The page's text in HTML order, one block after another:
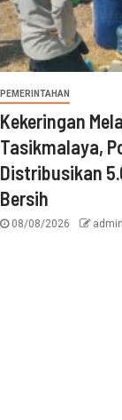
PEMERINTAHAN
Kekeringan
Tasikmalaya,
Distribusikan
Bersih
08/08/2026 admin